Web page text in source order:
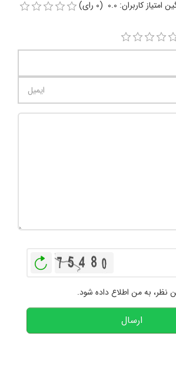
امتیاز کاربران: 0.0 (0 رای)
نظر، به من اطلاع داده شود.
ارسال